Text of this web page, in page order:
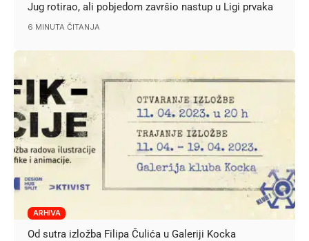
Jug rotirao, ali pobjedom završio nastup u Ligi prvaka
6 MINUTA ČITANJA
ARHIVA
Od sutra izložba Filipa Čulića u Galeriji Kocka